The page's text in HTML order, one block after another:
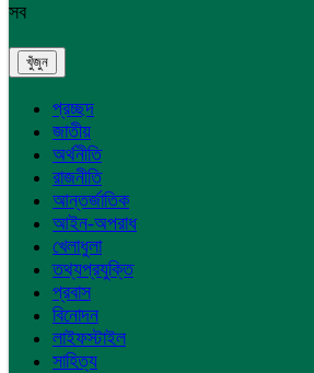
সব
প্রচ্ছদ
জাতীয়
অর্থনীতি
রাজনীতি
আন্তর্জাতিক
আইন-অপরাধ
খেলাধুলা
তথ্যপ্রযুক্তি
প্রবাস
বিনোদন
লাইফস্টাইল
সাহিত্য